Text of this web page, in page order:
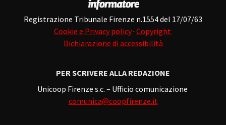
Registrazione Tribunale Firenze n.1554 del 17/07/63
Cookie e Privacy policy· Copyright
Dichiarazione di accessibilità
PER SCRIVERE ALLA REDAZIONE
Unicoop Firenze s.c. – Ufficio comunicazione
comunica@coopfirenze.it